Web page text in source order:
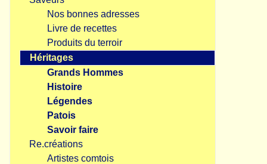
Nos bonnes adresses
Livre de recettes
Produits du terroir
Héritages
Grands Hommes
Histoire
Légendes
Patois
Savoir faire
Re.créations
Artistes comtois